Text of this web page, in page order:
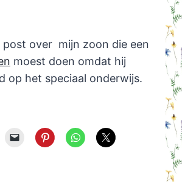
post over mijn zoon die een
moest doen omdat hij
op het speciaal onderwijs.